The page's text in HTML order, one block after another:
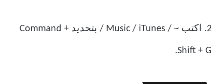
2. اكتب ~ / Music / iTunes / بتحديد Command +
Shift + G.